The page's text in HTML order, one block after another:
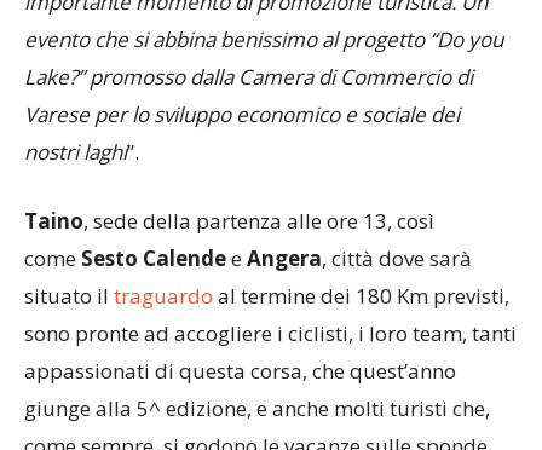
importante momento di promozione turistica. Un
evento che si abbina benissimo al progetto “Do you
Lake?” promosso dalla Camera di Commercio di
Varese per lo sviluppo economico e sociale dei
nostri laghi
, sede della partenza alle ore 13, così
Angera
traguardo
al termine dei 180 Km previsti,
sono pronte ad accogliere i ciclisti, i loro team, tanti
appassionati di questa corsa, che quest’anno
giunge alla 5^ edizione, e anche molti turisti che,